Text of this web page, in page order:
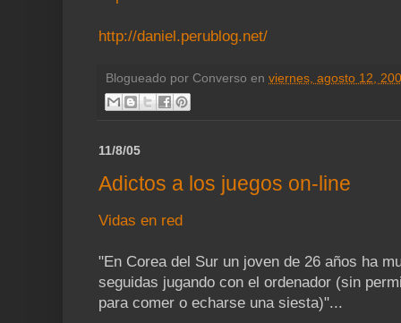
http://daniel.perublog.net/
Blogueado por Converso en viernes, agosto 12,
11/8/05
Adictos a los juegos on-line
Vidas en red
"En Corea del Sur un joven de 26 años ha
seguidas jugando con el ordenador (sin
para comer o echarse una siesta)"...